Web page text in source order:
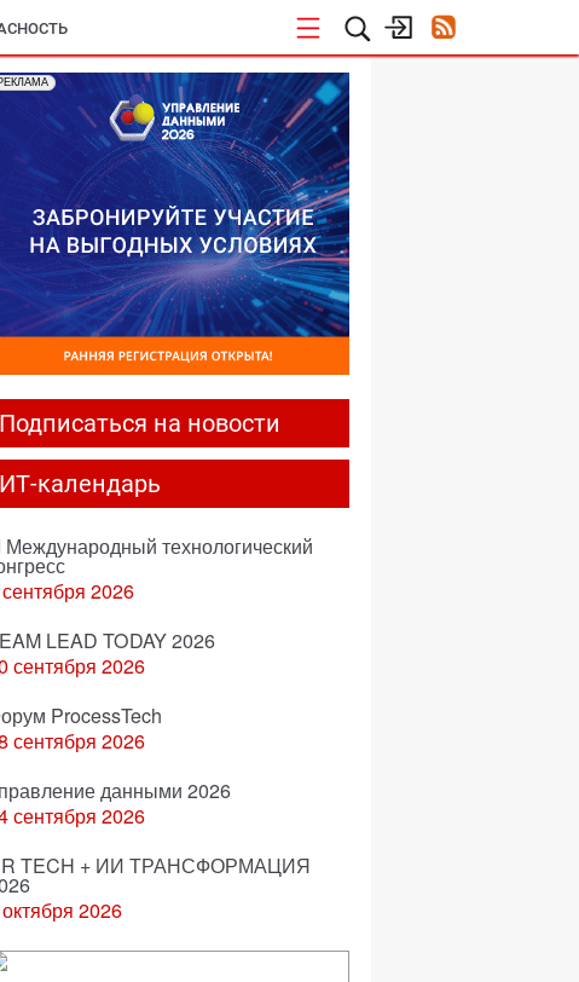
Подписаться на новости
ИТ-календарь
Международный технологический
2026
LEAD TODAY 2026
сентября 2026
ProcessTech
сентября 2026
данными 2026
сентября 2026
TECH + ИИ ТРАНСФОРМАЦИЯ
2026